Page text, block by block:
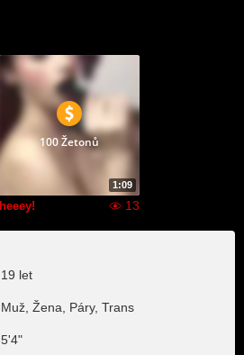
1:09
100 Žetonů
heeey! 13
19 let
Muž, Žena, Páry, Trans
5'4"